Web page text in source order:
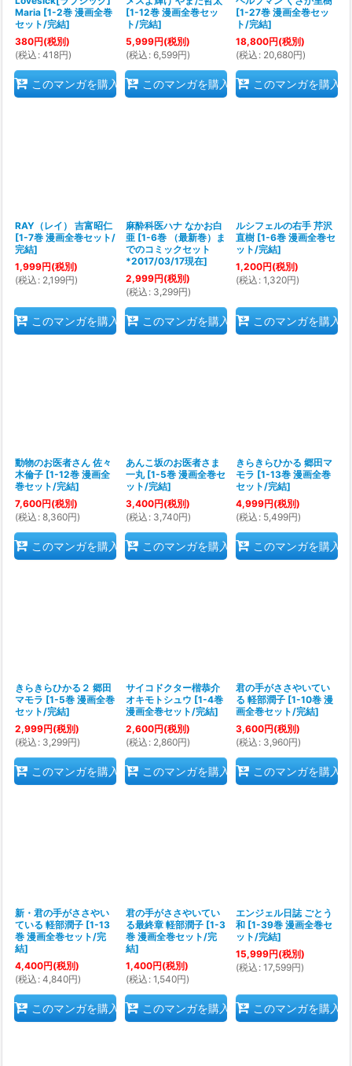
Maria [1-2巻 漫画全巻
セット/完結]
380円(税別)
(税込 : 418円)
このマンガを購入
[1-12巻 漫画全巻セッ
ト/完結]
5,999円(税別)
(税込 : 6,599円)
このマンガを購入
[1-27巻 漫画全巻セッ
ト/完結]
18,800円(税別)
(税込 : 20,680円)
このマンガを購入
RAY（レイ） 吉富昭仁
[1-7巻 漫画全巻セット/
完結]
1,999円(税別)
(税込 : 2,199円)
このマンガを購入
麻酔科医ハナ なかお白
亜 [1-6巻 （最新巻）ま
でのコミックセット
*2017/03/17現在]
2,999円(税別)
(税込 : 3,299円)
このマンガを購入
ルシフェルの右手 芹沢
直樹 [1-6巻 漫画全巻セ
ット/完結]
1,200円(税別)
(税込 : 1,320円)
このマンガを購入
動物のお医者さん 佐々
木倫子 [1-12巻 漫画全
巻セット/完結]
7,600円(税別)
(税込 : 8,360円)
このマンガを購入
あんこ坂のお医者さま
一丸 [1-5巻 漫画全巻セ
ット/完結]
3,400円(税別)
(税込 : 3,740円)
このマンガを購入
きらきらひかる 郷田マ
モラ [1-13巻 漫画全巻
セット/完結]
4,999円(税別)
(税込 : 5,499円)
このマンガを購入
きらきらひかる２ 郷田
マモラ [1-5巻 漫画全巻
セット/完結]
2,999円(税別)
(税込 : 3,299円)
このマンガを購入
サイコドクター楷恭介
オキモトシュウ [1-4巻
漫画全巻セット/完結]
2,600円(税別)
(税込 : 2,860円)
このマンガを購入
君の手がささやいてい
る 軽部潤子 [1-10巻 漫
画全巻セット/完結]
3,600円(税別)
(税込 : 3,960円)
このマンガを購入
新・君の手がささやい
ている 軽部潤子 [1-13
巻 漫画全巻セット/完
結]
4,400円(税別)
(税込 : 4,840円)
このマンガを購入
君の手がささやいてい
る最終章 軽部潤子 [1-3
巻 漫画全巻セット/完
結]
1,400円(税別)
(税込 : 1,540円)
このマンガを購入
エンジェル日誌 ごとう
和 [1-39巻 漫画全巻セ
ット/完結]
15,999円(税別)
(税込 : 17,599円)
このマンガを購入